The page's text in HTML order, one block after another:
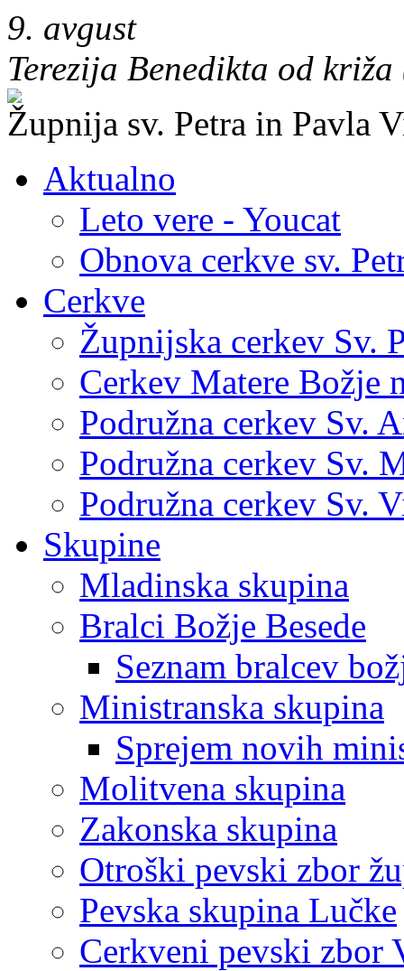
9. avgust
Terezija Benedikta od
Župnija sv. Petra in Pavla
Aktualno
Leto vere - Youcat
Obnova cerkve sv.
Cerkve
Župnijska cerkev Sv.
Cerkev Matere Božje
Podružna cerkev Sv.
Podružna cerkev Sv.
Podružna cerkev Sv.
Skupine
Mladinska skupina
Bralci Božje Besede
Seznam bralcev
Ministranska skupina
Sprejem novih
Molitvena skupina
Zakonska skupina
Otroški pevski zbor
Pevska skupina Lučke
Cerkveni pevski zbor